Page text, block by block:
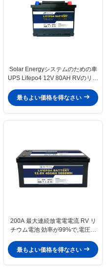
Solar Energyシステムのための車
UPS Lifepo4 12V 80AH RVのリチ
最もよい価格を得なさい
200A 最大連続放電電電流 RV リ
チウム電池 効率が99%で,電圧保
蔵に最適
最もよい価格を得なさい